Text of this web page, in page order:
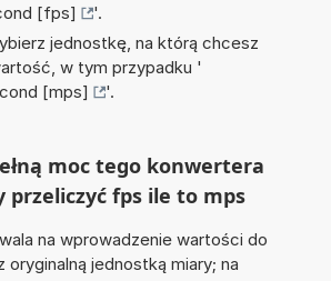
[fps]
'.
jednostkę, na którą chcesz
w tym przypadku '
[mps]
'.
moc tego konwertera
przeliczyć fps ile to mps
na wprowadzenie wartości do
oryginalną jednostką miary; na